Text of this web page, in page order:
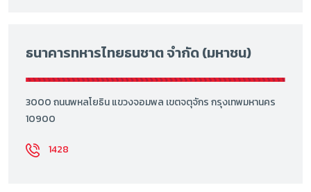
ธนาคารทหารไทยธนชาต จำกัด (มหาชน)
3000 ถนนพหลโยธิน แขวงจอมพล เขตจตุจักร กรุงเทพมหานคร
10900
1428